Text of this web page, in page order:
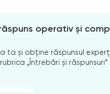
operativ și
ta și obține răspunsul
„Întrebări și răspunsuri”